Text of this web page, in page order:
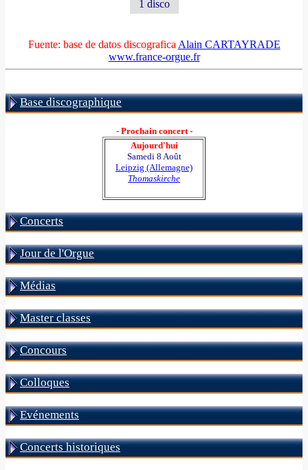
1 disco
Fuente: base de datos discografica Alain CARTAYRADE
www.france-orgue.fr
Base discographique
- Prochain concert -
Aujourd'hui
Samedi 8 Août
Leipzig (Allemagne)
Thomaskirche
Concerts
Jour de l'Orgue
Médias
Master classes
Concours
Colloques
Evénements
Concerts historiques